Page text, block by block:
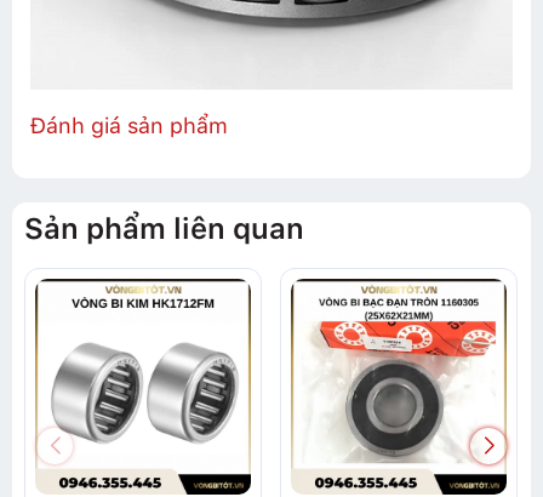
Đánh giá sản phẩm
Sản phẩm liên quan